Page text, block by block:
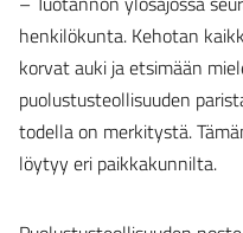
henkilökunta. Kehotan
korvat auki ja etsimään
puolustusteollisuuden
todella on merkitystä.
löytyy eri paikkakunnilta.